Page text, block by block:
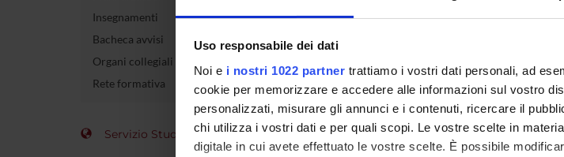
Uso responsabile dei dati
Noi e i nostri 1022 partner trattiamo i vostri dati personali, ad
cookie per memorizzare e accedere alle informazioni sul vostro
personalizzati, misurare gli annunci e i contenuti, ricercare il
chi utilizza i vostri dati e per quali scopi. Le vostre scelte in
digitale in cui avete effettuato le vostre scelte. È possibile
Insegnamenti
Bacheca avvisi
Organi collegiali e di governo
Rete formativa
Servizio Studenti Internazionali
Settore disciplinare - - -